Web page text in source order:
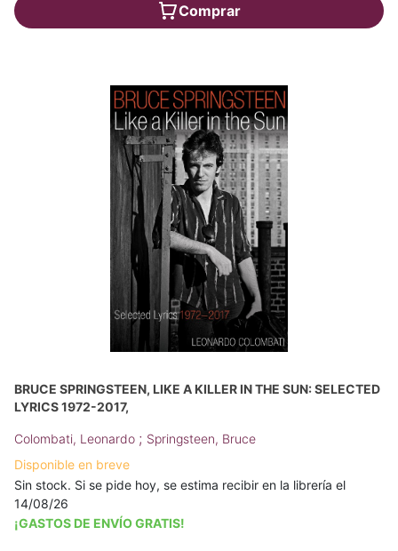
Comprar
BRUCE SPRINGSTEEN, LIKE A KILLER IN THE SUN: SELECTED
LYRICS 1972-2017,
Colombati, Leonardo ; Springsteen, Bruce
Disponible en breve
Sin stock. Si se pide hoy, se estima recibir en la librería el
14/08/26
¡GASTOS DE ENVÍO GRATIS!